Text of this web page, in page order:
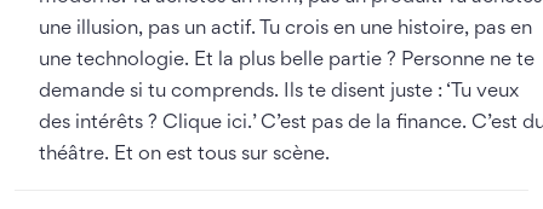
une illusion, pas un actif. Tu crois en une histoire, pas en
une technologie. Et la plus belle partie ? Personne ne te
demande si tu comprends. Ils te disent juste : ‘Tu veux
des intérêts ? Clique ici.’ C’est pas de la finance. C’est
théâtre. Et on est tous sur scène.